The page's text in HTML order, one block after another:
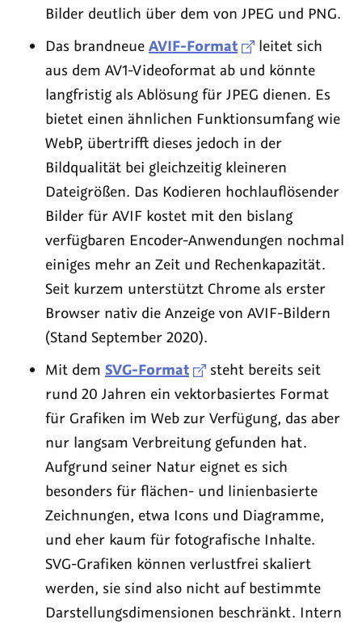
Bilder deutlich über dem von JPEG und PNG.
Das brandneue AVIF-Format
leitet sich
aus dem AV1-Videoformat ab und könnte
langfristig als Ablösung für JPEG dienen. Es
bietet einen ähnlichen Funktionsumfang wie
WebP, übertrifft dieses jedoch in der
Bildqualität bei gleichzeitig kleineren
Dateigrößen. Das Kodieren hochlauflösender
Bilder für AVIF kostet mit den bislang
verfügbaren Encoder-Anwendungen nochmal
einiges mehr an Zeit und Rechenkapazität.
Seit kurzem unterstützt Chrome als erster
Browser nativ die Anzeige von AVIF-Bildern
(Stand September 2020).
Mit dem SVG-Format
steht bereits seit
rund 20 Jahren ein vektorbasiertes Format
für Grafiken im Web zur Verfügung, das aber
nur langsam Verbreitung gefunden hat.
Aufgrund seiner Natur eignet es sich
besonders für flächen- und linienbasierte
Zeichnungen, etwa Icons und Diagramme,
und eher kaum für fotografische Inhalte.
SVG-Grafiken können verlustfrei skaliert
werden, sie sind also nicht auf bestimmte
Darstellungsdimensionen beschränkt. Intern